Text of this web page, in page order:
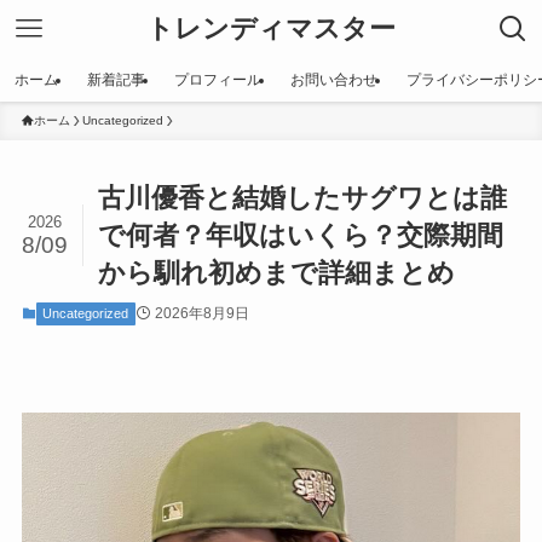
トレンディマスター
ホーム 新着記事 プロフィール お問い合わせ プライバシーポリシ
ホーム Uncategorized
古川優香と結婚したサグワとは誰
で何者？年収はいくら？交際期間
から馴れ初めまで詳細まとめ
2026
8/09
Uncategorized 2026年8月9日